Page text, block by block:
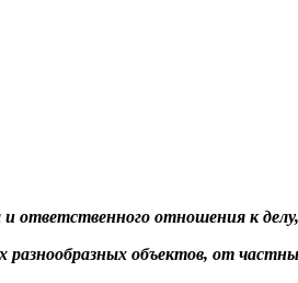
ответственного отношения к
объектов, от